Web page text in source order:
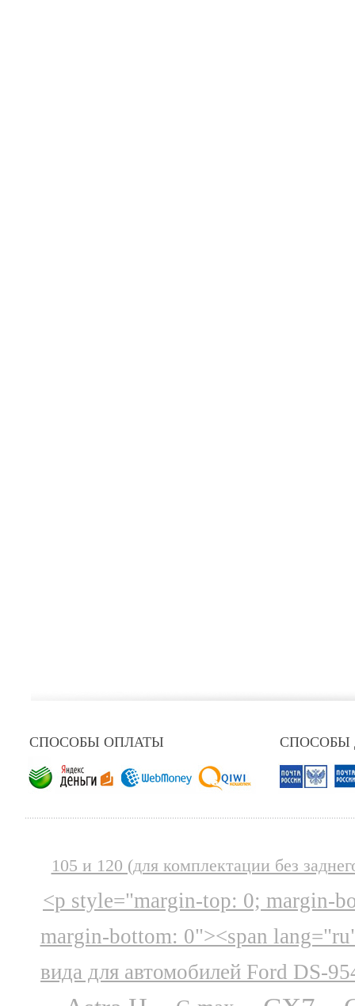
СПОСОБЫ ОПЛАТЫ СПОСОБЫ
105 и 120 (для комплектации без
<p style="margin-top: 0; margin-
margin-bottom: 0"><span
вида для автомобилей Ford DS-